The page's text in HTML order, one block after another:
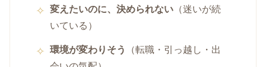
変えたいのに、決められない （迷いが続
いている）
環境が変わりそう
（転職・引っ越し・出